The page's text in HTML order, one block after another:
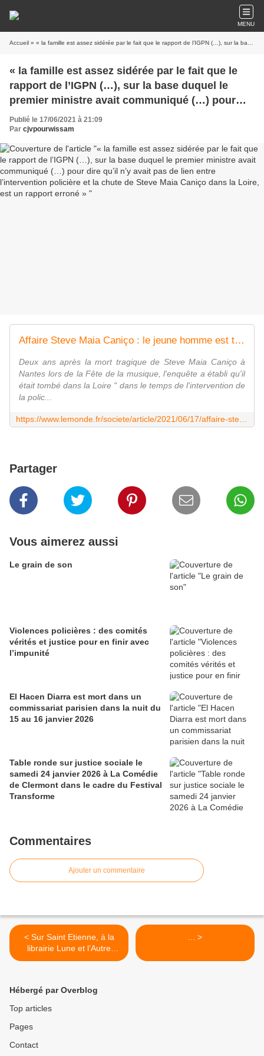
MENU
Accueil » « la famille est assez sidérée par le fait que le rapport de l’IGPN (…), sur la base duquel le premier ministre avait communiqué (…) pour dire qu’il n’y avait pas de lien entre l’intervention policière et la chute de Steve Maia Caniço dans la Loire, est un rapport erroné »
« la famille est assez sidérée par le fait que le
rapport de l’IGPN (…), sur la base duquel le
premier ministre avait communiqué (…) pour
dire qu’il n’y avait pas de lien entre
l’intervention policière et la chute de Steve Maia
Caniço dans la Loire, est un rapport erroné »
Publié le 17/06/2021 à 21:09
Par cjvpourwissam
Affaire Steve Maia Caniço : le jeune homme est tombé dans la Loire au moment de l'intervention policière, selon le parquet
Deux ans après la mort tragique de Steve Maia Caniço à
Nantes lors de la Fête de la musique, l'enquête a établi qu'il
était tombé dans la Loire " dans le temps de l'intervention de
la polic...
Partager
Vous aimerez aussi
Le grain de son
Violences policières : des comités
vérités et justice pour en finir avec
l’impunité
El Hacen Diarra est mort dans un
commissariat parisien dans la nuit du
15 au 16 janvier 2026
Table ronde sur justice sociale le
samedi 24 janvier 2026 à La Comédie
de Clermont dans le cadre du Festival
Transforme
Commentaires
Ajouter un commentaire
< Sur Saint Etienne, à la
librairie Lune et l’Autre
samedi 26 juin de 11h à
table-ronde à l’Amicale du
Crêt de Roch sur le thème
... >
Hébergé par Overblog
Top articles
Pages
Contact